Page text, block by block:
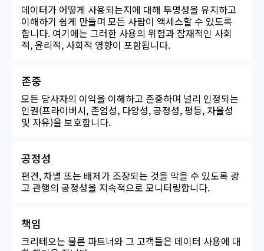
데이터가 어떻게 사용되는지에 대해 투명성을 유지하고
이해하기 쉽게 만들며 모든 사람이 액세스할 수 있도록
합니다. 여기에는 그러한 사용의 위험과 잠재적인 사회
적, 윤리적, 사회적 영향이 포함됩니다.
존중
모든 당사자의 이익을 이해하고 존중하며 널리 인정되는
인권(프라이버시, 존엄성, 다양성, 공정성, 평등, 자율성
및 자유)을 보호합니다.
공정성
편견, 차별 또는 배제가 조장되는 것을 막을 수 있도록 광
고 관행의 공정성을 지속적으로 모니터링합니다.
책임
크리테오는 물론 파트너와 그 고객들은 데이터 사용에 대